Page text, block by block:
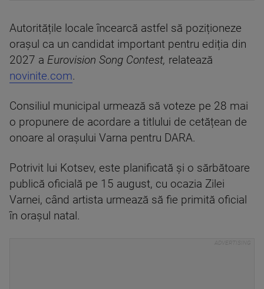
Autoritățile locale încearcă astfel să poziționeze
orașul ca un candidat important pentru ediția din
2027 a Eurovision Song Contest, relatează
novinite.com.
Consiliul municipal urmează să voteze pe 28 mai
o propunere de acordare a titlului de cetățean de
onoare al orașului Varna pentru DARA.
Potrivit lui Kotsev, este planificată și o sărbătoare
publică oficială pe 15 august, cu ocazia Zilei
Varnei, când artista urmează să fie primită oficial
în orașul natal.